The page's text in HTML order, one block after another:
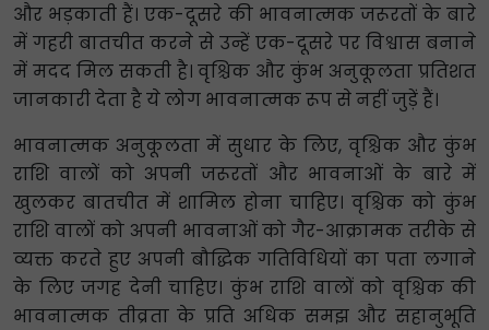
और भड़काती हैं। एक-दूसरे की भावनात्मक जरूरतों के बारे
में गहरी बातचीत करने से उन्हें एक-दूसरे पर विश्वास बनाने
में मदद मिल सकती है। वृश्चिक और कुंभ अनुकूलता प्रतिशत
जानकारी देता है ये लोग भावनात्मक रूप से नहीं जुड़ें हैं।
भावनात्मक अनुकूलता में सुधार के लिए, वृश्चिक और कुंभ
राशि वालों को अपनी जरूरतों और भावनाओं के बारे में
खुलकर बातचीत में शामिल होना चाहिए। वृश्चिक को कुंभ
राशि वालों को अपनी भावनाओं को गैर-आक्रामक तरीके से
व्यक्त करते हुए अपनी बौद्धिक गतिविधियों का पता लगाने
के लिए जगह देनी चाहिए। कुंभ राशि वालों को वृश्चिक की
भावनात्मक तीव्रता के प्रति अधिक समझ और सहानुभूति